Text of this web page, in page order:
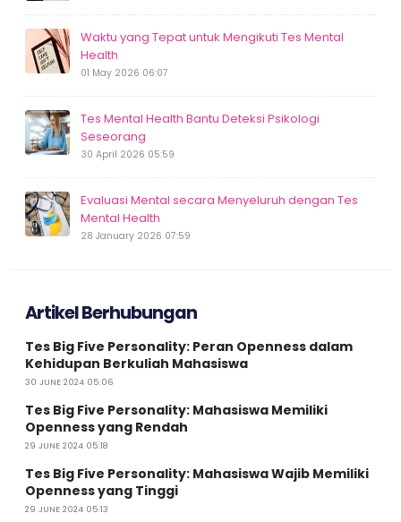
Waktu yang Tepat untuk Mengikuti Tes Mental
Health
01 May 2026 06:07
Tes Mental Health Bantu Deteksi Psikologi
Seseorang
30 April 2026 05:59
Evaluasi Mental secara Menyeluruh dengan Tes
Mental Health
28 January 2026 07:59
Artikel Berhubungan
Tes Big Five Personality: Peran Openness dalam
Kehidupan Berkuliah Mahasiswa
30 JUNE 2024 05:06
Tes Big Five Personality: Mahasiswa Memiliki
Openness yang Rendah
29 JUNE 2024 05:18
Tes Big Five Personality: Mahasiswa Wajib Memiliki
Openness yang Tinggi
29 JUNE 2024 05:13